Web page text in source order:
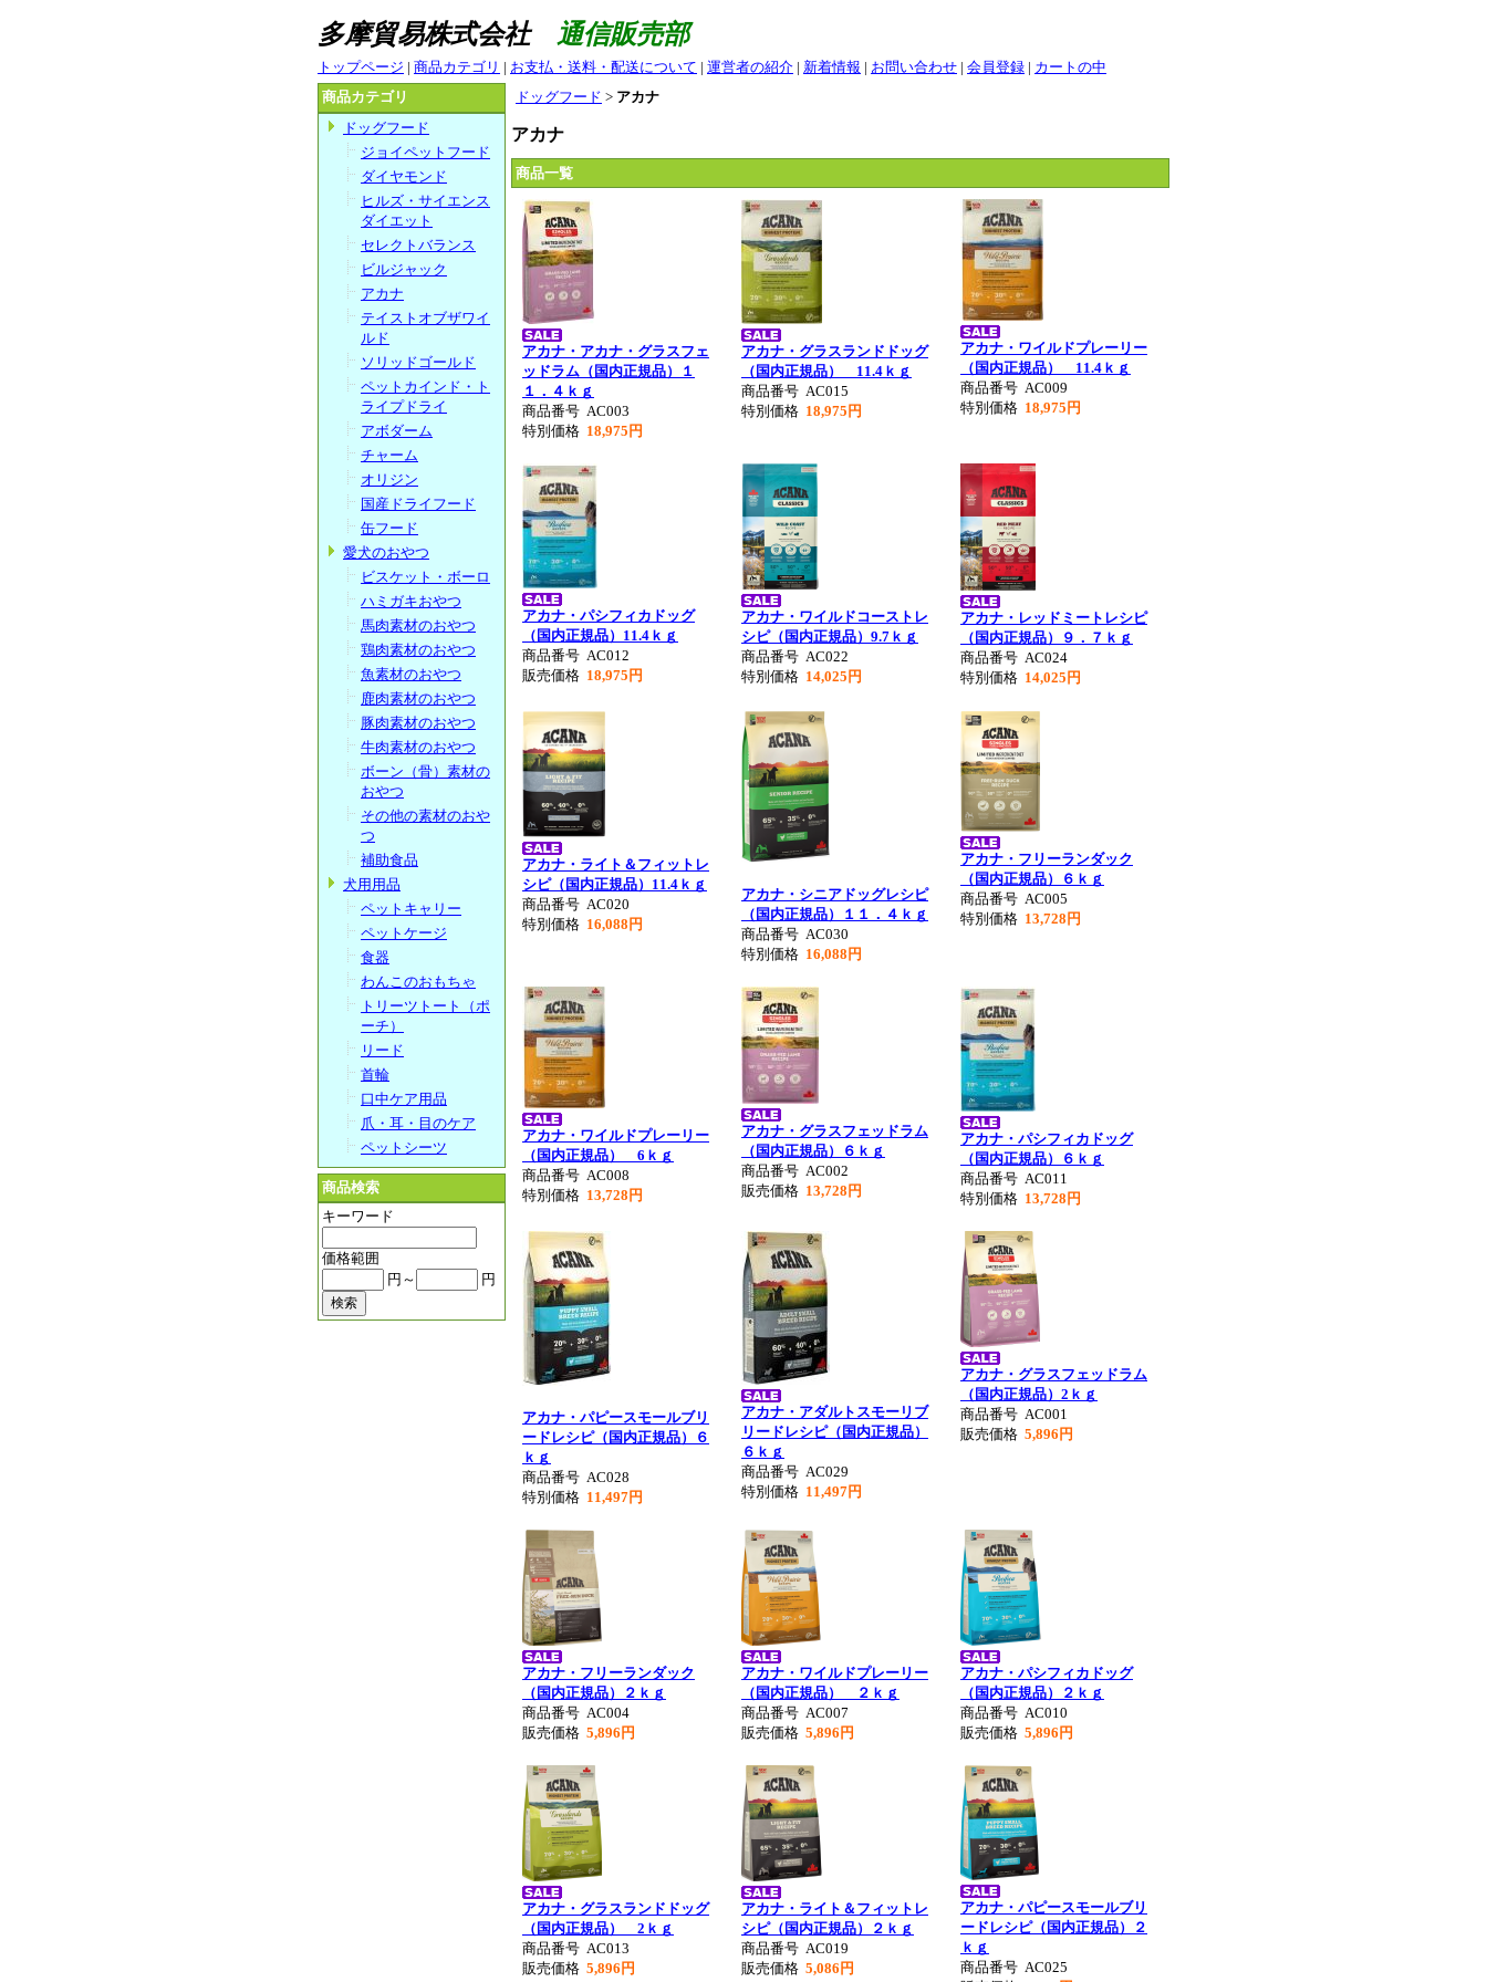
多摩貿易株式会社 通信販売部
トップページ | 商品カテゴリ | お支払・送料・配送について | 運営者の紹介 | 新着情報 | お問い合わせ | 会員登録 | カートの中
商品カテゴリ
ドッグフード
ジョイペットフード
ダイヤモンド
ヒルズ・サイエンス
ダイエット
セレクトバランス
ビルジャック
アカナ
テイストオブザワイ
ルド
ソリッドゴールド
ペットカインド・ト
ライプドライ
アボダーム
チャーム
オリジン
国産ドライフード
缶フード
愛犬のおやつ
ビスケット・ボーロ
ハミガキおやつ
馬肉素材のおやつ
鶏肉素材のおやつ
魚素材のおやつ
鹿肉素材のおやつ
豚肉素材のおやつ
牛肉素材のおやつ
ボーン（骨）素材の
おやつ
その他の素材のおや
つ
補助食品
犬用用品
ペットキャリー
ペットケージ
食器
わんこのおもちゃ
トリーツトート（ポ
ーチ）
リード
首輪
口中ケア用品
爪・耳・目のケア
ペットシーツ
商品検索
キーワード
価格範囲
円～
円
ドッグフード > アカナ
アカナ
商品一覧
アカナ・アカナ・グラスフェ
ッドラム（国内正規品）１
１．４ｋｇ
商品番号 AC003
特別価格 18,975円
アカナ・グラスランドドッグ
（国内正規品） 11.4ｋｇ
商品番号 AC015
特別価格 18,975円
アカナ・ワイルドプレーリー
（国内正規品） 11.4ｋｇ
商品番号 AC009
特別価格 18,975円
アカナ・パシフィカドッグ
（国内正規品）11.4ｋｇ
商品番号 AC012
販売価格 18,975円
アカナ・ワイルドコーストレ
シピ（国内正規品）9.7ｋｇ
商品番号 AC022
特別価格 14,025円
アカナ・レッドミートレシピ
（国内正規品）９．７ｋｇ
商品番号 AC024
特別価格 14,025円
アカナ・ライト＆フィットレ
シピ（国内正規品）11.4ｋｇ
商品番号 AC020
特別価格 16,088円
アカナ・シニアドッグレシピ
（国内正規品）１１．４ｋｇ
商品番号 AC030
特別価格 16,088円
アカナ・フリーランダック
（国内正規品）６ｋｇ
商品番号 AC005
特別価格 13,728円
アカナ・ワイルドプレーリー
（国内正規品） 6ｋｇ
商品番号 AC008
特別価格 13,728円
アカナ・グラスフェッドラム
（国内正規品）６ｋｇ
商品番号 AC002
販売価格 13,728円
アカナ・パシフィカドッグ
（国内正規品）６ｋｇ
商品番号 AC011
特別価格 13,728円
アカナ・パピースモールブリ
ードレシピ（国内正規品）６
ｋｇ
商品番号 AC028
特別価格 11,497円
アカナ・アダルトスモーリブ
リードレシピ（国内正規品）
６ｋｇ
商品番号 AC029
特別価格 11,497円
アカナ・グラスフェッドラム
（国内正規品）2ｋｇ
商品番号 AC001
販売価格 5,896円
アカナ・フリーランダック
（国内正規品）２ｋｇ
商品番号 AC004
販売価格 5,896円
アカナ・ワイルドプレーリー
（国内正規品） ２ｋｇ
商品番号 AC007
販売価格 5,896円
アカナ・パシフィカドッグ
（国内正規品）２ｋｇ
商品番号 AC010
販売価格 5,896円
アカナ・グラスランドドッグ
（国内正規品） 2ｋｇ
商品番号 AC013
販売価格 5,896円
アカナ・ライト＆フィットレ
シピ（国内正規品）２ｋｇ
商品番号 AC019
販売価格 5,086円
アカナ・パピースモールブリ
ードレシピ（国内正規品）２
ｋｇ
商品番号 AC025